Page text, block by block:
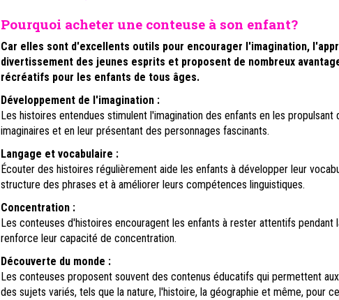
Pourquoi acheter une conteuse à son enfant?
Car elles sont d'excellents outils pour encourager l'imagination,
divertissement des jeunes esprits et proposent de nombreux
récréatifs pour les enfants de tous âges.
Développement de l'imagination :
Les histoires entendues stimulent l'imagination des enfants en les propulsant
imaginaires et en leur présentant des personnages fascinants.
Langage et vocabulaire :
Écouter des histoires régulièrement aide les enfants à développer leur
structure des phrases et à améliorer leurs compétences linguistiques.
Concentration :
Les conteuses d'histoires encouragent les enfants à rester attentifs pendant
renforce leur capacité de concentration.
Découverte du monde :
Les conteuses proposent souvent des contenus éducatifs qui permettent
des sujets variés, tels que la nature, l'histoire, la géographie et même, pour